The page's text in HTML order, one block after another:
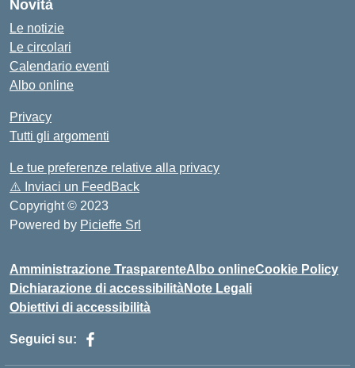
Novità
Le notizie
Le circolari
Calendario eventi
Albo online
Privacy
Tutti gli argomenti
Le tue preferenze relative alla privacy
⚠️ Inviaci un FeedBack
Copyright © 2023
Powered by Picieffe Srl
Amministrazione TrasparenteAlbo onlineCookie Policy
Dichiarazione di accessibilitàNote Legali
Obiettivi di accessibilità
Seguici su: